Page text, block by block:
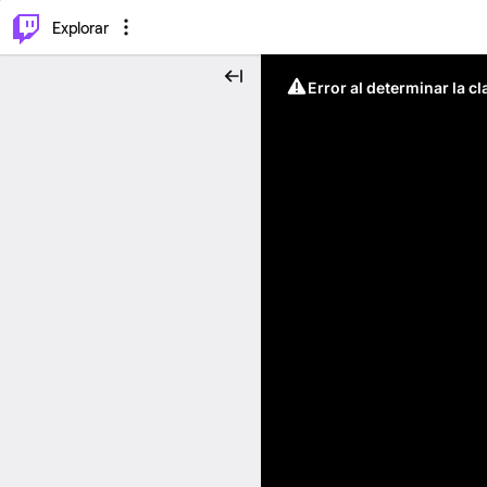
Explorar
Error al determinar la